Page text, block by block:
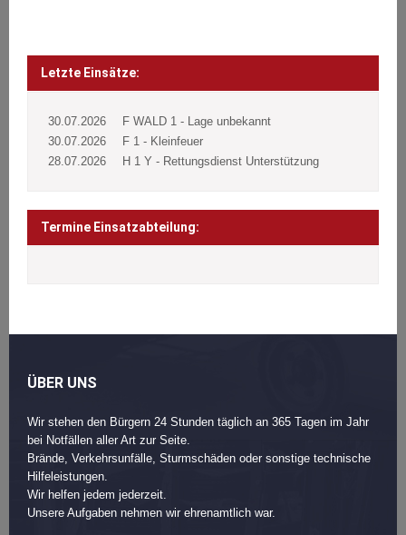
Post
navigation
Beitragsnavigation
Letzte Einsätze:
30.07.2026
F WALD 1 - Lage unbekannt
30.07.2026
F 1 - Kleinfeuer
28.07.2026
H 1 Y - Rettungsdienst Unterstützung
Termine Einsatzabteilung:
ÜBER UNS
Wir stehen den Bürgern 24 Stunden täglich an 365 Tagen im Jahr
bei Notfällen aller Art zur Seite.
Brände, Verkehrsunfälle, Sturmschäden oder sonstige technische
Hilfeleistungen.
Wir helfen jedem jederzeit.
Unsere Aufgaben nehmen wir ehrenamtlich war.